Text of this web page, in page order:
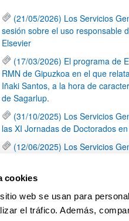
cookies
web se usan para
el tráfico. Además,
(21/05/2026) Los Servicios
sesión sobre el uso responsable
Elsevier
(17/03/2026) El programa de
RMN de Gipuzkoa en el que
Iñaki Santos, a la hora de
de Sagarlup.
(31/10/2025) Los Servicios
las XI Jornadas de Doctorados
(12/06/2025) Los Servicios
una caracterización química de